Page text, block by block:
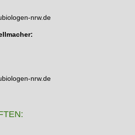
nrw.de
nrw.de